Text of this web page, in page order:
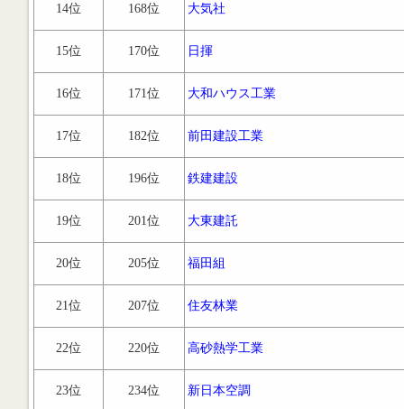
14位 168位 大気社
15位 170位 日揮
16位 171位 大和ハウス工業
17位 182位 前田建設工業
18位 196位 鉄建建設
19位 201位 大東建託
20位 205位 福田組
21位 207位 住友林業
22位 220位 高砂熱学工業
23位 234位 新日本空調